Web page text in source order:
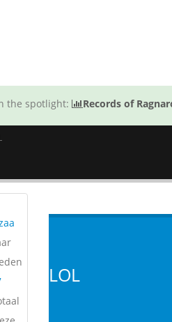
the spotlight: Records of
LOL